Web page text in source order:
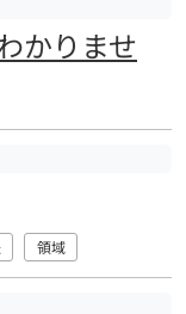
かりませ
領域